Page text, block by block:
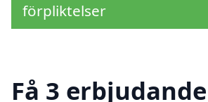
förpliktelser
Få 3